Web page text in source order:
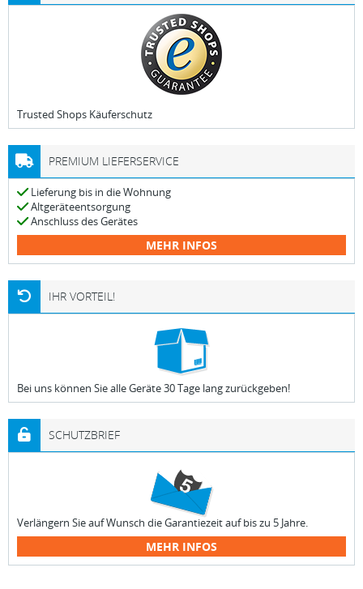
Trusted Shops Käuferschutz
PREMIUM LIEFERSERVICE
Lieferung bis in die Wohnung
Altgeräteentsorgung
Anschluss des Gerätes
MEHR INFOS
IHR VORTEIL!
Bei uns können Sie alle Geräte 30 Tage lang zurückgeben!
SCHUTZBRIEF
Verlängern Sie auf Wunsch die Garantiezeit auf bis zu 5 Jahre.
MEHR INFOS